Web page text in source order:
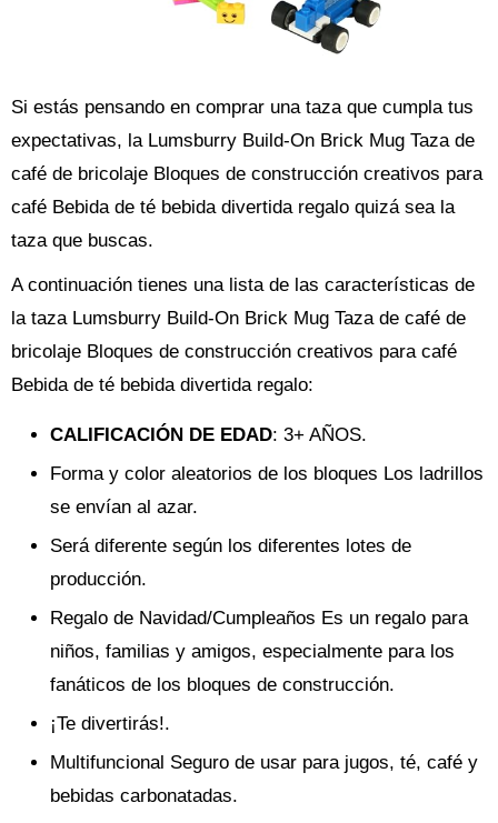
Si estás pensando en comprar una taza que cumpla tus
expectativas, la Lumsburry Build-On Brick Mug Taza de
café de bricolaje Bloques de construcción creativos para
café Bebida de té bebida divertida regalo quizá sea la
taza que buscas.
A continuación tienes una lista de las características de
la taza Lumsburry Build-On Brick Mug Taza de café de
bricolaje Bloques de construcción creativos para café
Bebida de té bebida divertida regalo:
CALIFICACIÓN DE EDAD: 3+ AÑOS.
Forma y color aleatorios de los bloques Los ladrillos
se envían al azar.
Será diferente según los diferentes lotes de
producción.
Regalo de Navidad/Cumpleaños Es un regalo para
niños, familias y amigos, especialmente para los
fanáticos de los bloques de construcción.
¡Te divertirás!.
Multifuncional Seguro de usar para jugos, té, café y
bebidas carbonatadas.